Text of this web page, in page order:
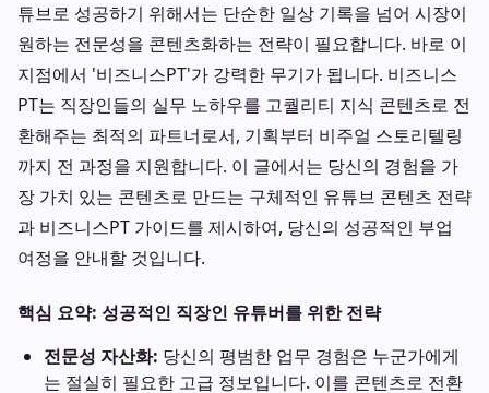
튜브로 성공하기 위해서는 단순한 일상 기록을 넘어 시장이
원하는 전문성을 콘텐츠화하는 전략이 필요합니다. 바로 이
지점에서 '비즈니스PT'가 강력한 무기가 됩니다. 비즈니스
PT는 직장인들의 실무 노하우를 고퀄리티 지식 콘텐츠로 전
환해주는 최적의 파트너로서, 기획부터 비주얼 스토리텔링
까지 전 과정을 지원합니다. 이 글에서는 당신의 경험을 가
장 가치 있는 콘텐츠로 만드는 구체적인 유튜브 콘텐츠 전략
과 비즈니스PT 가이드를 제시하여, 당신의 성공적인 부업
여정을 안내할 것입니다.
핵심 요약: 성공적인 직장인 유튜버를 위한 전략
전문성 자산화: 당신의 평범한 업무 경험은 누군가에게
는 절실히 필요한 고급 정보입니다. 이를 콘텐츠로 전환